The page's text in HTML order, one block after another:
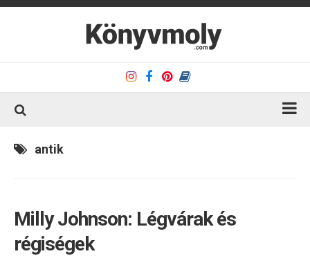
Kapcsolat
Olvasó sarok
antik
Milly Johnson: Légvárak és
régiségek